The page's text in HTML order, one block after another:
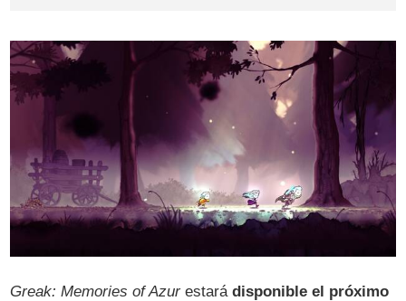
Greak: Memories of Azurestarádisponible el próximo